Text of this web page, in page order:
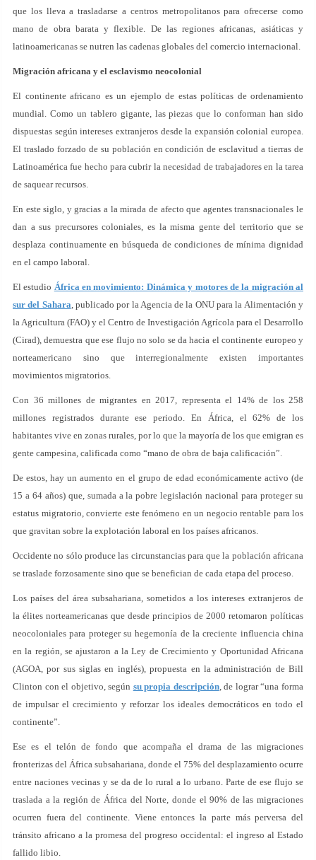
que los lleva a trasladarse a centros metropolitanos para ofrecerse como
mano de obra barata y flexible. De las regiones africanas, asiáticas y
latinoamericanas se nutren las cadenas globales del comercio internacional.
Migración africana y el esclavismo neocolonial
El continente africano es un ejemplo de estas políticas de ordenamiento
mundial. Como un tablero gigante, las piezas que lo conforman han sido
dispuestas según intereses extranjeros desde la expansión colonial europea.
El traslado forzado de su población en condición de esclavitud a tierras de
Latinoamérica fue hecho para cubrir la necesidad de trabajadores en la tarea
de saquear recursos.
En este siglo, y gracias a la mirada de afecto que agentes transnacionales le
dan a sus precursores coloniales, es la misma gente del territorio que se
desplaza continuamente en búsqueda de condiciones de mínima dignidad
en el campo laboral.
El estudio África en movimiento: Dinámica y motores de la migración al
sur del Sahara, publicado por la Agencia de la ONU para la Alimentación y
la Agricultura (FAO) y el Centro de Investigación Agrícola para el Desarrollo
(Cirad), demuestra que ese flujo no solo se da hacia el continente europeo y
norteamericano sino que interregionalmente existen importantes
movimientos migratorios.
Con 36 millones de migrantes en 2017, representa el 14% de los 258
millones registrados durante ese periodo. En África, el 62% de los
habitantes vive en zonas rurales, por lo que la mayoría de los que emigran es
gente campesina, calificada como “mano de obra de baja calificación”.
De estos, hay un aumento en el grupo de edad económicamente activo (de
15 a 64 años) que, sumada a la pobre legislación nacional para proteger su
estatus migratorio, convierte este fenómeno en un negocio rentable para los
que gravitan sobre la explotación laboral en los países africanos.
Occidente no sólo produce las circunstancias para que la población africana
se traslade forzosamente sino que se benefician de cada etapa del proceso.
Los países del área subsahariana, sometidos a los intereses extranjeros de
la élites norteamericanas que desde principios de 2000 retomaron políticas
neocoloniales para proteger su hegemonía de la creciente influencia china
en la región, se ajustaron a la Ley de Crecimiento y Oportunidad Africana
(AGOA, por sus siglas en inglés), propuesta en la administración de Bill
Clinton con el objetivo, según su propia descripción, de lograr “una forma
de impulsar el crecimiento y reforzar los ideales democráticos en todo el
continente”.
Ese es el telón de fondo que acompaña el drama de las migraciones
fronterizas del África subsahariana, donde el 75% del desplazamiento ocurre
entre naciones vecinas y se da de lo rural a lo urbano. Parte de ese flujo se
traslada a la región de África del Norte, donde el 90% de las migraciones
ocurren fuera del continente. Viene entonces la parte más perversa del
tránsito africano a la promesa del progreso occidental: el ingreso al Estado
fallido libio.